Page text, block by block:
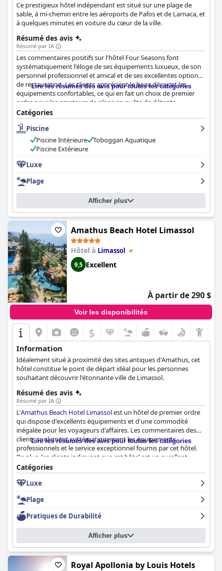
Ce prestigieux hôtel indépendant est situé sur une plage de
sable, à mi-chemin entre les aéroports de Pafos et de Larnaca, et
à quelques minutes en voiture du cœur de la ville.
Résumé des avis
Résumé par IA
Les commentaires positifs sur l'hôtel Four Seasons font
systématiquement l'éloge de ses équipements luxueux, de son
personnel professionnel et amical et de ses excellentes options
de restauration. Les clients apprécient le beau décor et les
équipements confortables, ce qui en fait un choix de premier
ordre pour les amateurs de plage en quête de détente.
L'attention portée aux détails par l'hôtel est également très
appréciée, les clients le qualifiant de meilleur hôtel de tous les
temps. Dans l'ensemble, l'hôtel Four Seasons est un choix
exceptionnel pour tous ceux qui recherchent des vacances
luxueuses et indulgentes.
Lire les résumés des avis pour toutes les catégories
Catégories
Piscine
Piscine Intérieure
Toboggan Aquatique
Piscine Extérieure
Luxe
Plage
Afficher plus
Amathus Beach Hotel Limassol
Hôtel à Limassol
9,5 Excellent
À partir de 290 $
Voir les disponibilités
$
Information
Idéalement situé à proximité des sites antiques d'Amathus, cet
hôtel constitue le point de départ idéal pour les personnes
souhaitant découvrir l'étonnante ville de Limassol.
Résumé des avis
Résumé par IA
L'Amathus Beach Hotel Limassolest un hôtel de premier ordre
qui dispose d'excellents équipements et d'une commodité
inégalée pour les voyageurs d'affaires. Les commentaires des
clients soulignent systématiquement les équipements
professionnels et le service exceptionnel fournis par cet hôtel.
De plus, les clients indiquent que cet hôtel est un excellent
endroit pour faire des affaires, car il offre tous les équipements
et services nécessaires à un travail efficace. Dans l'ensemble, si
vous êtes un voyageur d'affaires à la recherche d'un hôtel
Limassolest sans aucun doute une destination à ne pas
manquer.
Lire les résumés des avis pour toutes les catégories
Catégories
Luxe
Plage
Pratiques de Durabilité
Afficher plus
Royal Apollonia by Louis Hotels